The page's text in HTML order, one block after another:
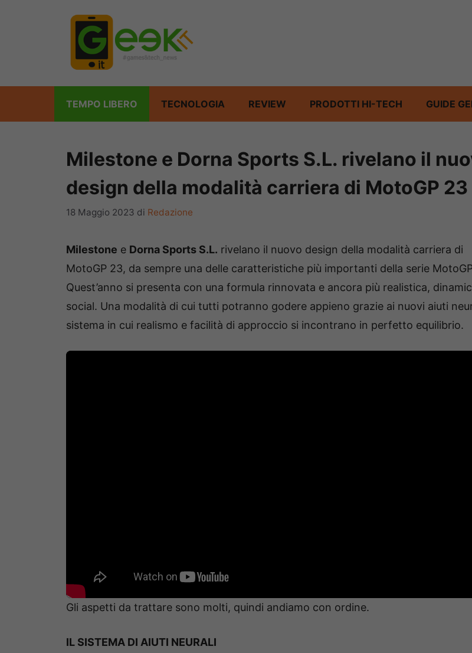
TEMPO LIBERO TECNOLOGIA REVIEW PRODOTTI HI-TECH GUIDE
Milestone e Dorna Sports S.L. rivelano il
design della modalità carriera di MotoGP 23
18 Maggio 2023 di Redazione
Milestone e Dorna Sports S.L. rivelano il nuovo design della modalità carriera di
MotoGP 23, da sempre una delle caratteristiche più importanti della serie
Quest’anno si presenta con una formula rinnovata e ancora più realistica,
social. Una modalità di cui tutti potranno godere appieno grazie ai nuovi aiuti
sistema in cui realismo e facilità di approccio si incontrano in perfetto equilibrio.
Gli aspetti da trattare sono molti, quindi andiamo con ordine.
IL SISTEMA DI AIUTI NEURALI